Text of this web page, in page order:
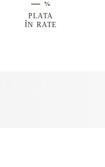
PLATA
ÎN RATE